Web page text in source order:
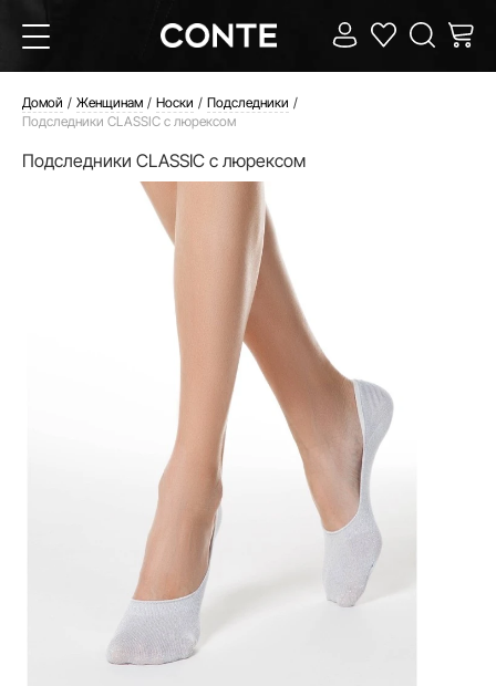
Домой Женщинам Носки
Подследники
Подследники CLASSIC с люрексом
Подследники CLASSIC с люрексом